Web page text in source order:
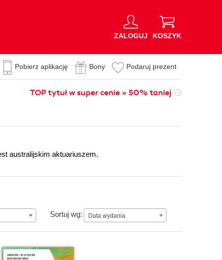
ZALOGUJ KOSZYK
Pobierz aplikację Bony Podaruj prezent
TOP tytuł w super cenie » 50% taniej
australijskim aktuariuszem.
Sortuj wg: Data wydania
Data wydania